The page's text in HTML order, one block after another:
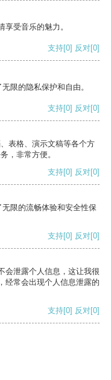
受音乐的魅力。
支持[0] 反对[0]
限的隐私保护和自由。
支持[0] 反对[0]
表格、演示文稿等各个方
，非常方便。
支持[0] 反对[0]
限的流畅体验和安全性保
支持[0] 反对[0]
会泄露个人信息，这让我很
经常会出现个人信息泄露的
支持[0] 反对[0]